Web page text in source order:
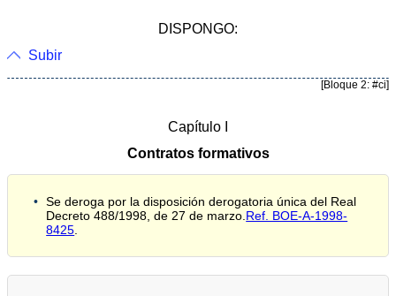
DISPONGO:
Subir
[Bloque 2: #ci]
Capítulo I
Contratos formativos
Se deroga por la disposición derogatoria única del Real
Decreto 488/1998, de 27 de marzo. Ref. BOE-A-1998-
8425